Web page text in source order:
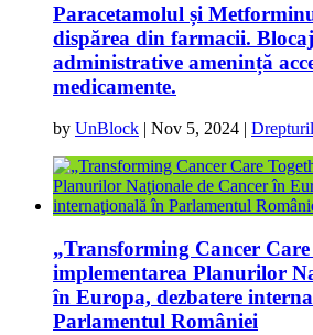
Paracetamolul și
dispărea din farmacii.
administrative amenință
medicamente.
by UnBlock | Nov 5, 2024 |
„Transforming Cancer Care
implementarea Planurilor
în Europa, dezbatere
Parlamentul României